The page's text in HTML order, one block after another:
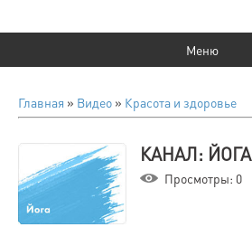
Главная » Видео » Красота и здоровье
КАНАЛ: ЙОГА
Просмотры: 0